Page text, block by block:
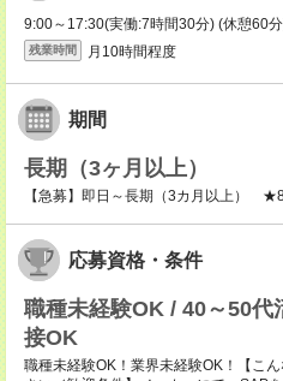
9:00～17:30(実働:7時間30分) (休憩60
残業時間 月10時間程度
期間
長期（3ヶ月以上）
【急募】即日～長期（3カ月以上） ★8
応募資格・条件
職種未経験OK / 40～50代
接OK
職種未経験OK！業界未経験OK！【こ